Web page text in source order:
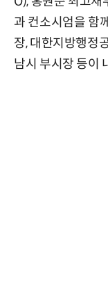
과 컨소시엄을 함
장, 대한지방행정
남시 부시장 등이